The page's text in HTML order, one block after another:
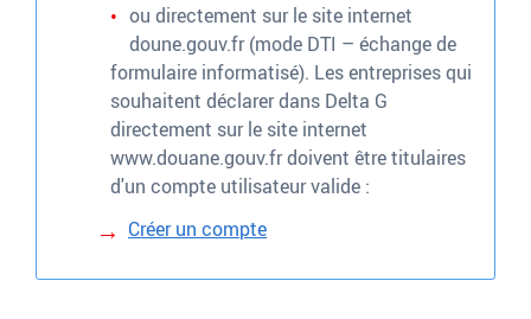
ou directement sur le site internet
doune.gouv.fr (mode DTI – échange de
formulaire informatisé). Les entreprises qui
souhaitent déclarer dans Delta G
directement sur le site internet
www.douane.gouv.fr doivent être titulaires
d'un compte utilisateur valide :
Créer un compte